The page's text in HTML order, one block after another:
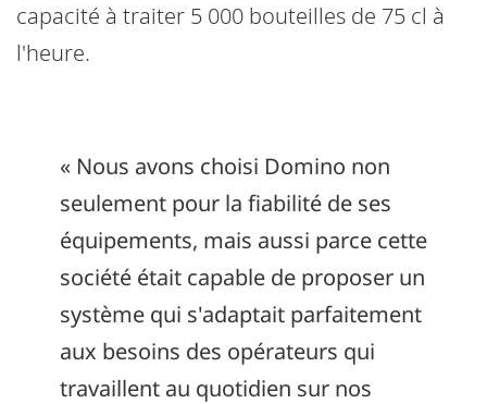
capacité à traiter 5 000 bouteilles de 75 cl à
l'heure.
« Nous avons choisi Domino non
seulement pour la fiabilité de ses
équipements, mais aussi parce cette
société était capable de proposer un
système qui s'adaptait parfaitement
aux besoins des opérateurs qui
travaillent au quotidien sur nos